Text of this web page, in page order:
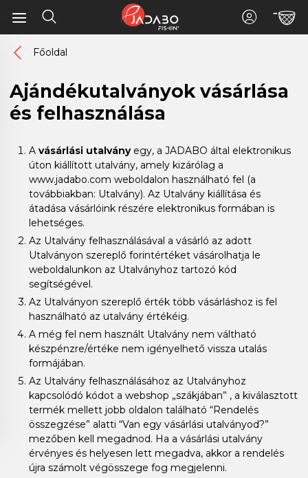
Főoldal
Ajándékutalványok vásárlása
és felhasználása
A vásárlási utalvány egy, a JADABO által elektronikus
úton kiállított utalvány, amely kizárólag a
www.jadabo.com weboldalon használható fel (a
továbbiakban: Utalvány). Az Utalvány kiállítása és
átadása vásárlóink részére elektronikus formában is
lehetséges.
Az Utalvány felhasználásával a vásárló az adott
Utalványon szereplő forintértéket vásárolhatja le
weboldalunkon az Utalványhoz tartozó kód
segítségével.
Az Utalványon szereplő érték több vásárláshoz is fel
használható az utalvány értékéig.
A még fel nem használt Utalvány nem váltható
készpénzre/értéke nem igényelhető vissza utalás
formájában.
Az Utalvány felhasználásához az Utalványhoz
kapcsolódó kódot a webshop „szákjában” , a kiválasztott
termék mellett jobb oldalon található “Rendelés
összegzése” alatti “Van egy vásárlási utalványod?”
mezőben kell megadnod. Ha a vásárlási utalvány
érvényes és helyesen lett megadva, akkor a rendelés
újra számolt végösszege fog megjelenni.